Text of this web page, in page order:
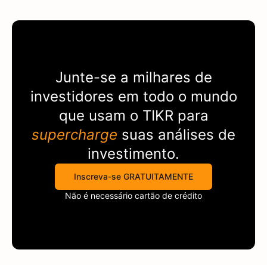
Junte-se a milhares de
investidores em todo o mundo
que usam o TIKRpara
supercharge suas análises de
investimento.
Inscreva-se GRATUITAMENTE
Não é necessário cartão de crédito